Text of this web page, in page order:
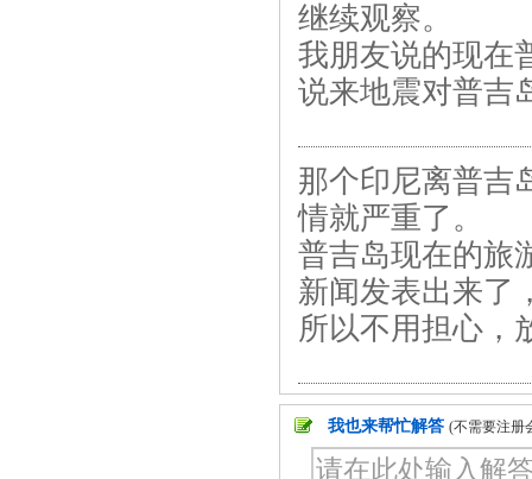
继续观察。
我朋友说的现在
说来地震对普吉
那个印尼离普吉
情就严重了。
普吉岛现在的旅
新闻发表出来了
所以不用担心，
我也来帮忙解答 (不需要注册